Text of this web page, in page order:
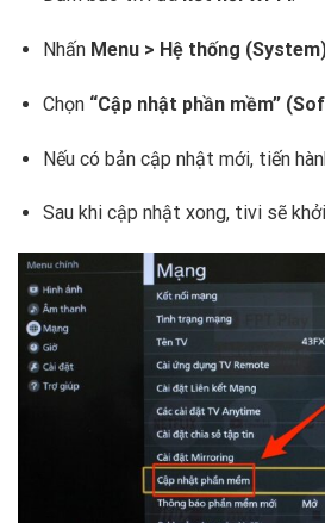
Nhấn Menu > Hệ thống
Chọn “Cập nhật phần mềm”
Nếu có bản cập nhật mới, tiến
Sau khi cập nhật xong, tivi sẽ